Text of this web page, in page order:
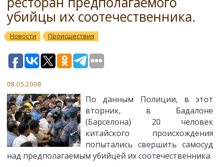
убийцы их соотечественника.
Новости Происшествия
08.05.2008
По данным Полиции, в этот
вторник, в Бадалоне
(Барселона) 20 человек
китайского происхождения
попытались свершить самосуд
над предполагаемым убийцей их соотечественника.